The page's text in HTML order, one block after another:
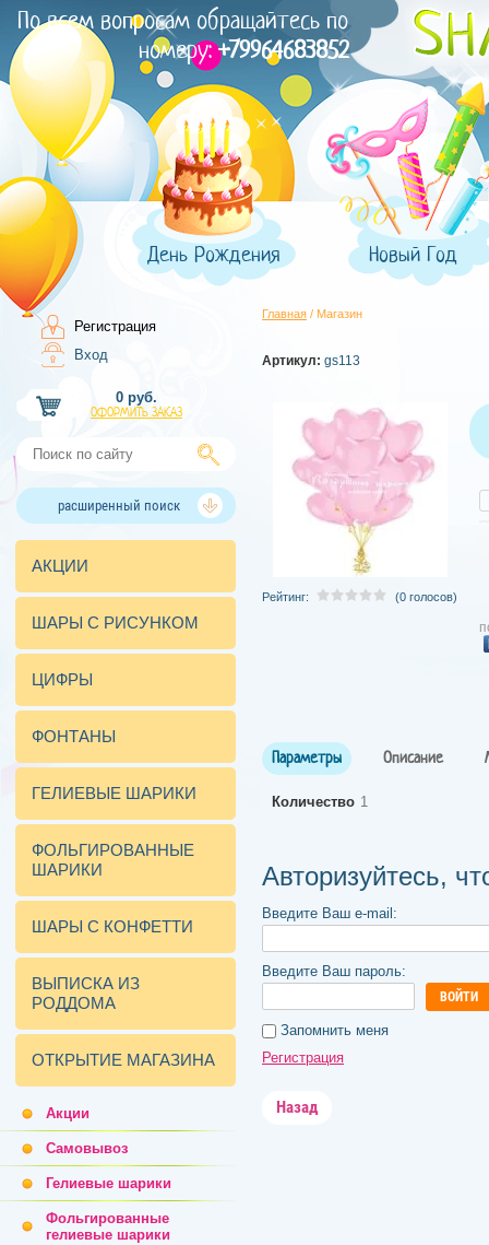
По всем вопросам обращайтесь по
номеру:+79964683852
День Рождения Новый Год
Регистрация
Вход
0 руб.
ОФОРМИТЬ ЗАКАЗ
расширенный поиск
АКЦИИ
ШАРЫ С РИСУНКОМ
ЦИФРЫ
ФОНТАНЫ
ГЕЛИЕВЫЕ ШАРИКИ
ФОЛЬГИРОВАННЫЕ
ШАРИКИ
ШАРЫ С КОНФЕТТИ
ВЫПИСКА ИЗ
РОДДОМА
ОТКРЫТИЕ МАГАЗИНА
Акции
Самовывоз
Гелиевые шарики
Фольгированные
гелиевые шарики
Главная / Магазин
Артикул: gs113
Рейтинг: (0 голосов)
Параметры Описание
Количество 1
Авторизуйтесь,
Введите Ваш e-mail:
Введите Ваш пароль:
ВОЙТИ
Запомнить меня
Регистрация
Назад